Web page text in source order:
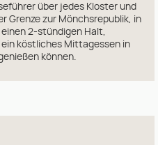
über jedes Kloster und
Grenze zur Mönchsrepublik, in
2-stündigen Halt,
köstliches Mittagessen in
können.